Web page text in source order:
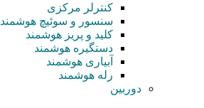
کنترلر مرکزی
سنسور و سوئیچ هوشمند
کلید و پریز هوشمند
دستگیره هوشمند
آبیاری هوشمند
رله هوشمند
دوربین